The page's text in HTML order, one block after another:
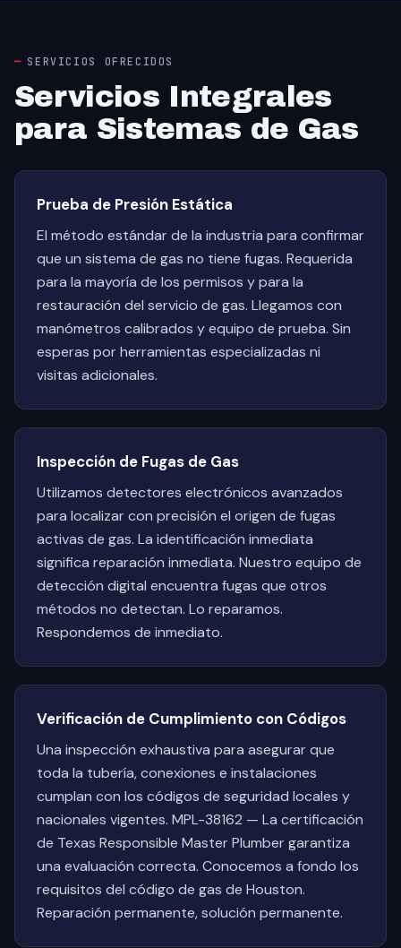
SERVICIOS OFRECIDOS
Servicios Integrales
para Sistemas de Gas
Prueba de Presión Estática
El método estándar de la industria para confirmar
que un sistema de gas no tiene fugas. Requerida
para la mayoría de los permisos y para la
restauración del servicio de gas. Llegamos con
manómetros calibrados y equipo de prueba. Sin
esperas por herramientas especializadas ni
visitas adicionales.
Inspección de Fugas de Gas
Utilizamos detectores electrónicos avanzados
para localizar con precisión el origen de fugas
activas de gas. La identificación inmediata
significa reparación inmediata. Nuestro equipo de
detección digital encuentra fugas que otros
métodos no detectan. Lo reparamos.
Respondemos de inmediato.
Verificación de Cumplimiento con Códigos
Una inspección exhaustiva para asegurar que
toda la tubería, conexiones e instalaciones
cumplan con los códigos de seguridad locales y
nacionales vigentes. MPL-38162 — La certificación
de Texas Responsible Master Plumber garantiza
una evaluación correcta. Conocemos a fondo los
requisitos del código de gas de Houston.
Reparación permanente, solución permanente.